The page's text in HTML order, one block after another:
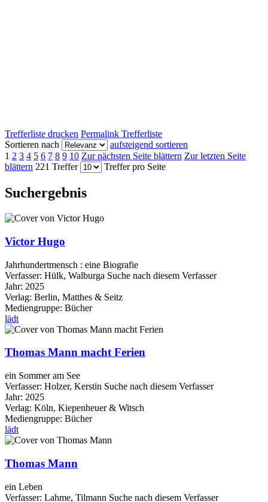
Trefferliste drucken Permalink Trefferliste
Sortieren nach
aufsteigend sortieren
1 2 3 4 5 6 7 8 9 10 Zur nächsten Seite blättern Zur letzten Seite
blättern 221 Treffer Treffer pro Seite
Suchergebnis
Victor Hugo
Jahrhundertmensch : eine Biografie
Verfasser: Hülk, Walburga Suche nach diesem Verfasser
Jahr: 2025
Verlag: Berlin, Matthes & Seitz
Mediengruppe: Bücher
lädt
Thomas Mann macht Ferien
ein Sommer am See
Verfasser: Holzer, Kerstin Suche nach diesem Verfasser
Jahr: 2025
Verlag: Köln, Kiepenheuer & Witsch
Mediengruppe: Bücher
lädt
Thomas Mann
ein Leben
Verfasser: Lahme, Tilmann Suche nach diesem Verfasser